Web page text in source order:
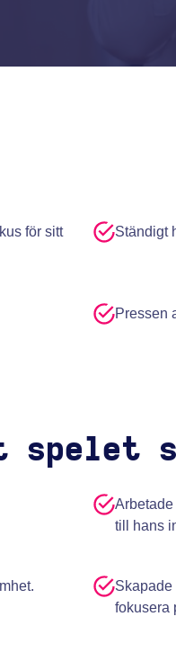
för sitt
Ständigt
Pressen
spelet
Arbetade
till hans
Skapade
fokusera